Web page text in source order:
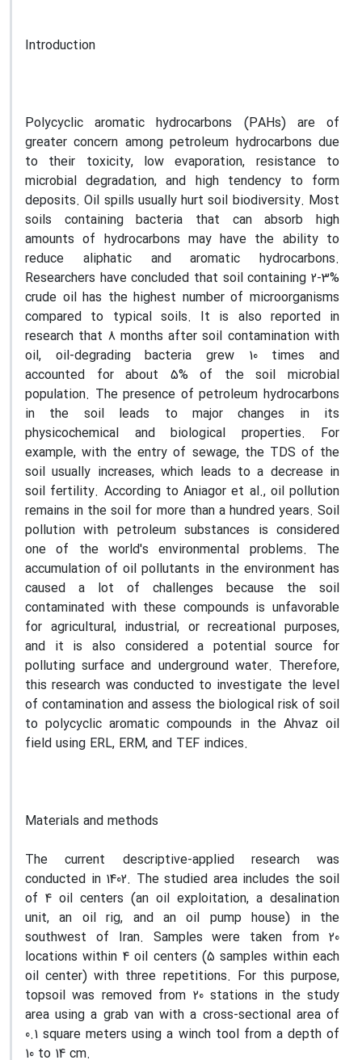
Introduction
Polycyclic aromatic hydrocarbons (PAHs) are of
greater concern among petroleum hydrocarbons due
to their toxicity, low evaporation, resistance to
microbial degradation, and high tendency to form
deposits. Oil spills usually hurt soil biodiversity. Most
soils containing bacteria that can absorb high
amounts of hydrocarbons may have the ability to
reduce aliphatic and aromatic hydrocarbons.
Researchers have concluded that soil containing 2-3%
crude oil has the highest number of microorganisms
compared to typical soils. It is also reported in
research that 8 months after soil contamination with
oil, oil-degrading bacteria grew 10 times and
accounted for about 5% of the soil microbial
population. The presence of petroleum hydrocarbons
in the soil leads to major changes in its
physicochemical and biological properties. For
example, with the entry of sewage, the TDS of the
soil usually increases, which leads to a decrease in
soil fertility. According to Aniagor et al., oil pollution
remains in the soil for more than a hundred years. Soil
pollution with petroleum substances is considered
one of the world's environmental problems. The
accumulation of oil pollutants in the environment has
caused a lot of challenges because the soil
contaminated with these compounds is unfavorable
for agricultural, industrial, or recreational purposes,
and it is also considered a potential source for
polluting surface and underground water. Therefore,
this research was conducted to investigate the level
of contamination and assess the biological risk of soil
to polycyclic aromatic compounds in the Ahvaz oil
field using ERL, ERM, and TEF indices.
Materials and methods
The current descriptive-applied research was
conducted in 1402. The studied area includes the soil
of 4 oil centers (an oil exploitation, a desalination
unit, an oil rig, and an oil pump house) in the
southwest of Iran. Samples were taken from 20
locations within 4 oil centers (5 samples within each
oil center) with three repetitions. For this purpose,
topsoil was removed from 20 stations in the study
area using a grab van with a cross-sectional area of
0.1 square meters using a winch tool from a depth of
10 to 14 cm.